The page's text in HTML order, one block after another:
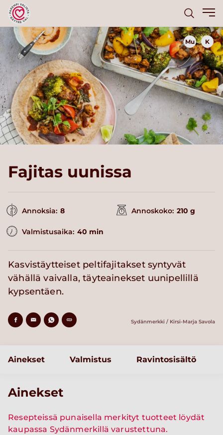
Mu K
Fajitas uunissa
Annoksia: 8 Annoskoko: 210 g
Valmistusaika: 40 min
Kasvistäytteiset peltifajitakset syntyvät
vähällä vaivalla, täyteainekset uunipellillä
kypsentäen.
Sydänmerkki / Kirsi-Marja Savola
Ainekset Valmistus Ravintosisältö
Ainekset
Resepteissä punaisella merkityt tuotteet löydät
kaupassa Sydänmerkillä varustettuna.